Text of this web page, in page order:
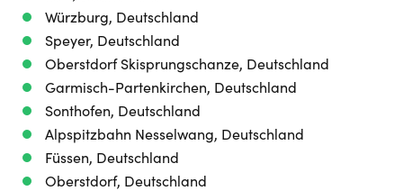
Würzburg, Deutschland
Speyer, Deutschland
Oberstdorf Skisprungschanze, Deutschland
Garmisch-Partenkirchen, Deutschland
Sonthofen, Deutschland
Alpspitzbahn Nesselwang, Deutschland
Füssen, Deutschland
Oberstdorf, Deutschland